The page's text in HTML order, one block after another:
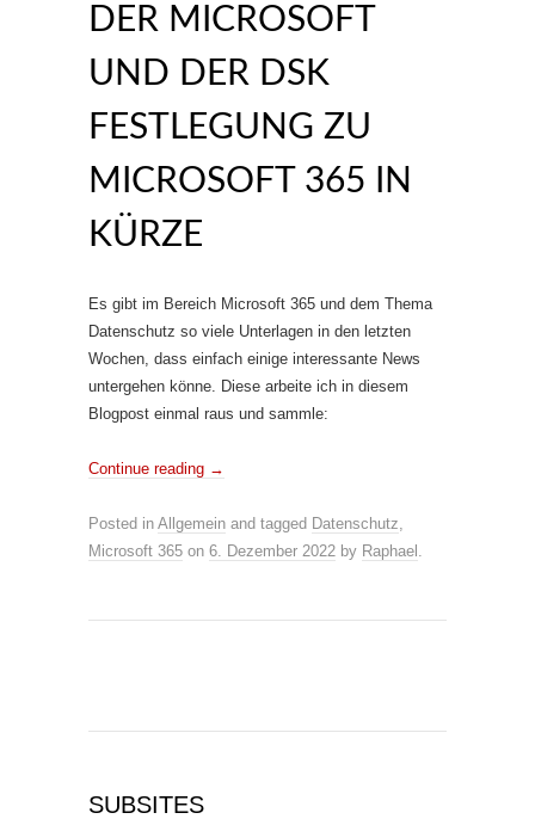
DER MICROSOFT
UND DER DSK
FESTLEGUNG ZU
MICROSOFT 365 IN
KÜRZE
Es gibt im Bereich Microsoft 365 und dem Thema
Datenschutz so viele Unterlagen in den letzten
Wochen, dass einfach einige interessante News
untergehen könne. Diese arbeite ich in diesem
Blogpost einmal raus und sammle:
Continue reading →
Posted in Allgemein and tagged Datenschutz,
Microsoft 365 on 6. Dezember 2022 by Raphael .
SUBSITES